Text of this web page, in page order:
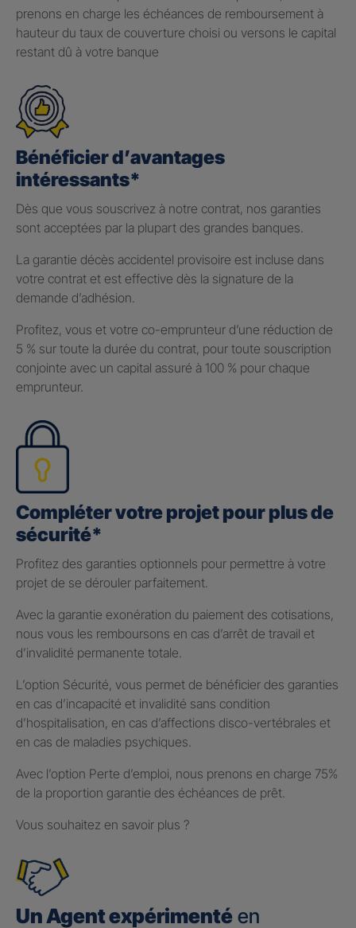
prenons en charge les échéances de remboursement à
hauteur du taux de couverture choisi ou versons le capital
restant dû à votre banque
Bénéficier d’avantages
intéressants*
Dès que vous souscrivez à notre contrat, nos garanties
sont acceptées par la plupart des grandes banques.
La garantie décès accidentel provisoire est incluse dans
votre contrat et est effective dès la signature de la
demande d’adhésion.
Profitez, vous et votre co-emprunteur d’une réduction de
5 % sur toute la durée du contrat, pour toute souscription
conjointe avec un capital assuré à 100 % pour chaque
emprunteur.
Compléter votre projet pour plus de
sécurité*
Profitez des garanties optionnels pour permettre à votre
projet de se dérouler parfaitement.
Avec la garantie exonération du paiement des cotisations,
nous vous les remboursons en cas d’arrêt de travail et
d’invalidité permanente totale.
L’option Sécurité, vous permet de bénéficier des garanties
en cas d’incapacité et invalidité sans condition
d’hospitalisation, en cas d’affections disco-vertébrales et
en cas de maladies psychiques.
Avec l’option Perte d’emploi, nous prenons en charge 75%
de la proportion garantie des échéances de prêt.
Vous souhaitez en savoir plus ?
Un Agent expérimenté en